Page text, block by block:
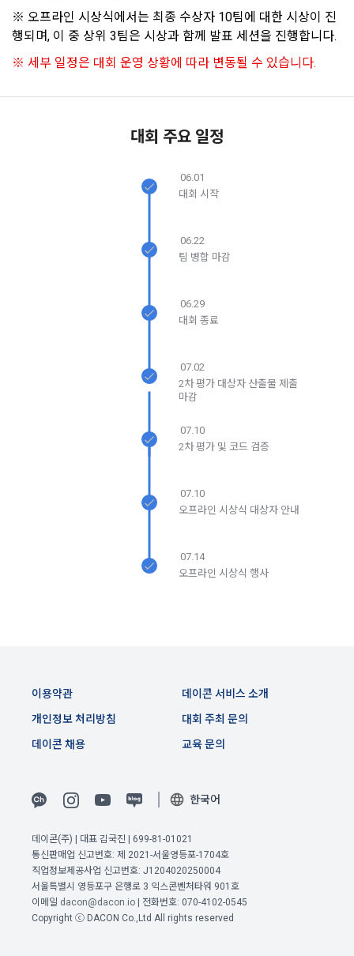
소셜 계정으로 로그인
구글 로그인
아직 데이콘 계정이 없나요? 회원가입
시 보내시겠습니까?
데이콘 회원가입을 환영합니다. 메일 인증은 데이콘 회원가입
을 위한 필수 절차입니다. 아래 이메일을 인증하여 회원가입 절
8. “교육”이라 함은 “회사”가  제공하는 교육컨텐츠를 포함한 온
라인/오프라인 교육서비스를 말한다.
9. "아이디"라 함은 회원의 식별과 회원의 서비스 이용을 위하여
이디를 부여받은 자와 동일인임을 확인하고 "회원"의 권익을 보
호하기 위하여 "회원"이 선정한 문자와 숫자의 조합 또는 이와
본 약관은 온라인을 통하여 “회원”에게 공시함으로써 효력을 발
명, 사업자등록번호, 연락처 등을 "회원"이 알 수 있도록 초기 화
면에 게시하거나 기타의 방법으로 "회원"에게 공지해야 한다.
신사업법, 정보통신망이용촉진등에관한법률, 전자상거래 등에
서의 소비자보호에 관한 법률, 전자문서 및 전자거래기본법, 전
자금융거래법, 전자서명법, 소비자기본법, 개인정보보호법 등
3. "회사"는 "서비스"에 대해 별도의 이용약관 또는 정책(이하
“별도약관”)을 둘 수 있으며, 그 내용이 이 약관과 충돌하는 경우
4. “회사”의 영업상 중요한 사유 또는 관계 법령에 의한 변경사
유가 있을 때, 약관을 변경할 수 있으며, 약관을 개정할 경우에는
이지의 공지게시판에 그 적용일자 7일 이전부터 적용일자 전일
경된 약관이 공지된 지 15일 이내에 거부의사를 표명할 수 있다.
"회원"이 거부하는 경우 본 서비스 제공자인 "회사"는 15일의 기
간을 정하여 "회원"에게 사전 통지 후 당해 "회원"과의 계약을 해
지할 수 있다. 만약, "회원"이 거부의사를 표시하지 않거나, 전항
1. 이 약관에서 규정하지 않은 사항에 관해서는 약관의규제등에
관한법률, 전기통신기본법, 전기통신사업법, 정보통신망이용촉
진등에관한법률, 전자상거래 등에서의 소비자보호에 관한 법률,
전자문서 및 전자거래기본법, 전자금융거래법, 전자서명법, 소
비자기본법 등의 관계법령에 따른다.
확인
보를 이용하지 않습니다.
1) 회원관리
의에 대한 응답, 새로운 정보의 소개 및 고지사항 전달
2) 서비스 제공에 관한 계약 이행 및 서비스 제공에 따른 요금정
본인인증, 채용정보 매칭 및 컨텐츠 제공을 위한 개인식별, 회원
규 서비스 개발을 위한 통계 및 접속빈도 파악, 통계학적 특성에
따른 광고, 이벤트 정보 및 참여기회 제공
4) 고용 및 취업동향 파악을 위한 통계학적 분석, 서비스 고도화
3. 수집하는 개인정보 항목 및 수집방법
1) 회원가입 시 수집하는 항목
선택 항목 : 휴대폰번호, 생년월일, 국가, 직업
를 받습니다.
2) 데이콘 인재풀 등록 시 수집하는 항목
대회 코드 링크1개, 구직 의향, 희망근무지역
력, 개인 운영 사이트 링크(GitHub, Linkedin 등) ,영상, ppt
3) 모바일 서비스 이용 시 수집되는 항목
모바일 서비스의 특성상 단말기 모델 정보가 수집될 수 있으나,
확인
확인
※ 오프라인 시상식에서는 최종 수상자 10팀에 대한 시상이 진
행되며, 이 중 상위 3팀은 시상과 함께 발표 세션을 진행합니다.
※ 세부 일정은 대회 운영 상황에 따라 변동될 수 있습니다.
대회 주요 일정
06.01
대회 시작
06.22
팀 병합 마감
06.29
대회 종료
07.02
2차 평가 대상자 산출물 제출
마감
07.10
2차 평가 및 코드 검증
07.10
오프라인 시상식 대상자 안내
07.14
오프라인 시상식 행사
이용약관
개인정보 처리방침
대회 주최 문의
교육 문의
데이콘 서비스 소개
데이콘 채용
한국어
데이콘(주) | 대표 김국진 | 699-81-01021
통신판매업 신고번호: 제 2021-서울영등포-1704호
직업정보제공사업 신고번호: J1204020250004
서울특별시 영등포구 은행로 3 익스콘벤처타워 901호
이메일 dacon@dacon.io | 전화번호: 070-4102-0545
Copyright ⓒ DACON Co.,Ltd All rights reserved